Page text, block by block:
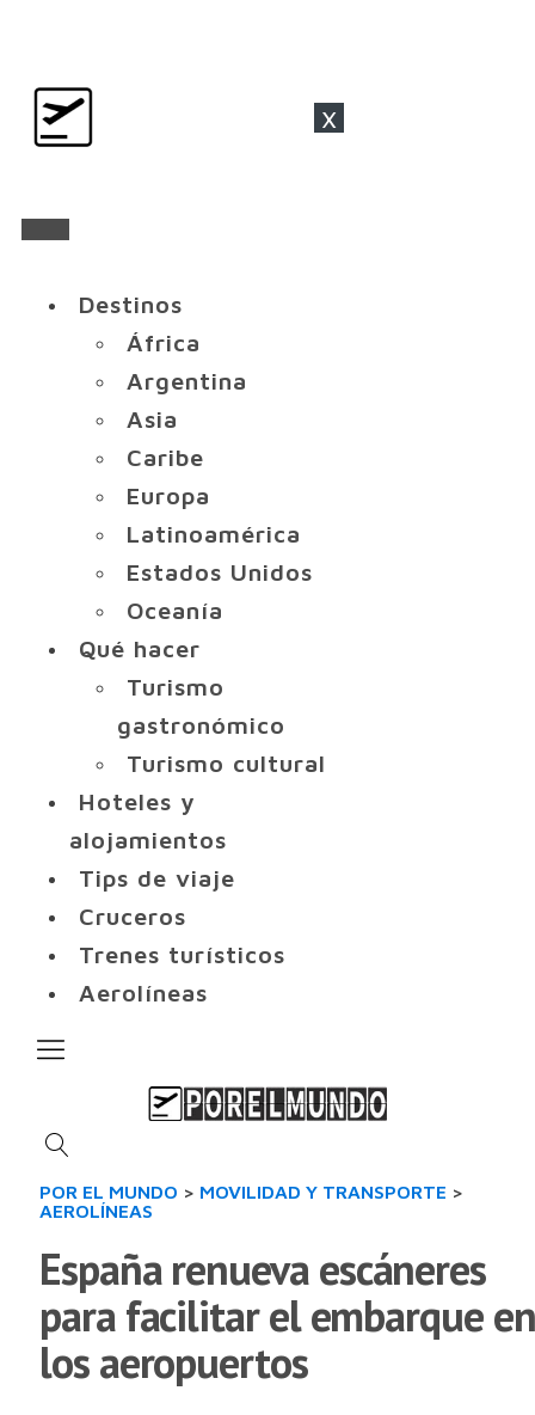
x
Destinos
África
Argentina
Asia
Caribe
Europa
Latinoamérica
Estados Unidos
Oceanía
Qué hacer
Turismo
gastronómico
Turismo cultural
Hoteles y
alojamientos
Tips de viaje
Cruceros
Trenes turísticos
Aerolíneas
POR EL MUNDO > MOVILIDAD Y TRANSPORTE >
AEROLÍNEAS
España renueva escáneres
para facilitar el embarque en
los aeropuertos